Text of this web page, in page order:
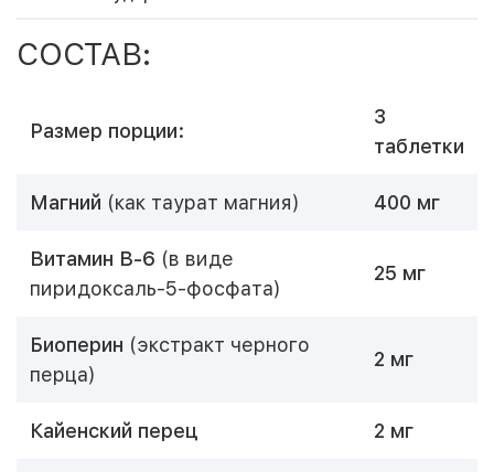
СОСТАВ:
Размер порции:
3
таблетки
Магний (как таурат магния) 400 мг
Витамин B-6 (в виде
пиридоксаль-5-фосфата)
25 мг
Биоперин (экстракт черного
перца)
2 мг
Кайенский перец 2 мг